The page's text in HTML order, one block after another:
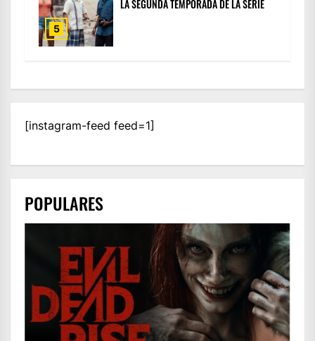
5
LA SEGUNDA TEMPORADA DE LA SERIE
[instagram-feed feed=1]
POPULARES